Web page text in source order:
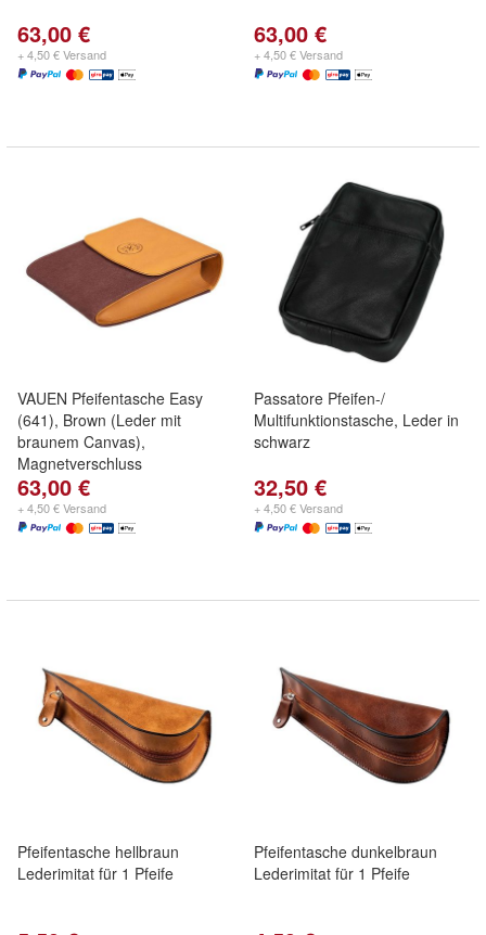
63,00 €
+ 4,50 € Versand
63,00 €
+ 4,50 € Versand
VAUEN Pfeifentasche Easy
(641), Brown (Leder mit
braunem Canvas),
Magnetverschluss
63,00 €
+ 4,50 € Versand
Passatore Pfeifen-/
Multifunktionstasche, Leder in
schwarz
32,50 €
+ 4,50 € Versand
Pfeifentasche hellbraun
Lederimitat für 1 Pfeife
Pfeifentasche dunkelbraun
Lederimitat für 1 Pfeife